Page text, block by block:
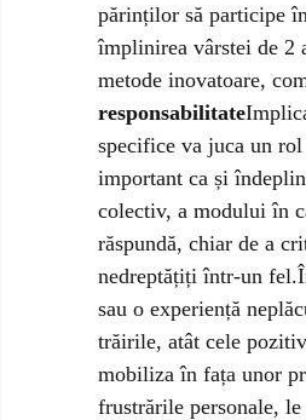
părinților să participe
împlinirea vârstei de 2
metode inovatoare,
responsabilitate
specifice va juca un
important ca și
colectiv, a modului în
răspundă, chiar de a
nedreptățiți într-un fel.
sau o experiență
trăirile, atât cele
mobiliza în fața unor
frustrările personale,